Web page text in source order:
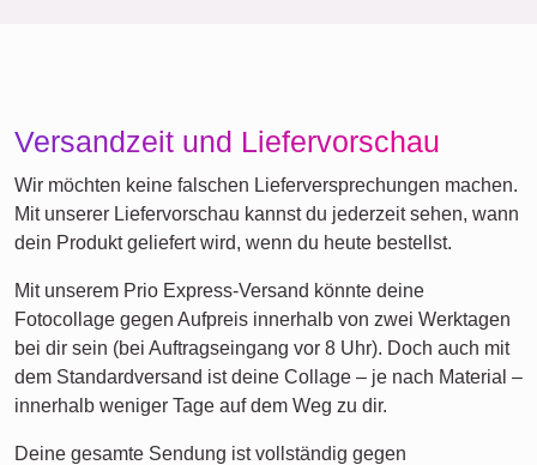
Hunde
Katzen